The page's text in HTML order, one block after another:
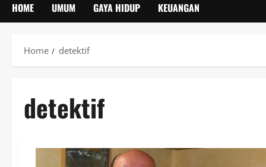
HOME UMUM GAYA HIDUP KEUANGAN
Home detektif
detektif